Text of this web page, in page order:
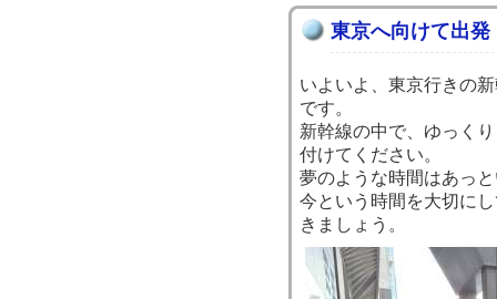
東京へ向けて出発
いよいよ、東京行きの
です。
新幹線の中で、ゆっく
付けてください。
夢のような時間はあっ
今という時間を大切に
きましょう。